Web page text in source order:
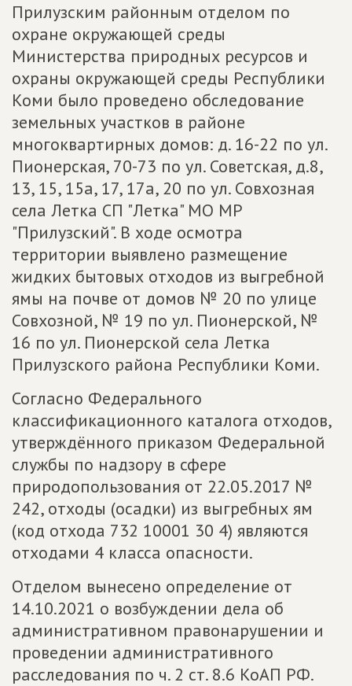
Прилузским районным отделом по
охране окружающей среды
Министерства природных ресурсов и
охраны окружающей среды Республики
Коми было проведено обследование
земельных участков в районе
многоквартирных домов: д. 16-22 по ул.
Пионерская, 70-73 по ул. Советская, д.8,
13, 15, 15а, 17, 17а, 20 по ул. Совхозная
села Летка СП "Летка" МО МР
"Прилузский". В ходе осмотра
территории выявлено размещение
жидких бытовых отходов из выгребной
ямы на почве от домов № 20 по улице
Совхозной, № 19 по ул. Пионерской, №
16 по ул. Пионерской села Летка
Прилузского района Республики Коми.
Согласно Федерального
классификационного каталога отходов,
утверждённого приказом Федеральной
службы по надзору в сфере
природопользования от 22.05.2017 №
242, отходы (осадки) из выгребных ям
(код отхода 732 10001 30 4) являются
отходами 4 класса опасности.
Отделом вынесено определение от
14.10.2021 о возбуждении дела об
административном правонарушении и
проведении административного
расследования по ч. 2 ст. 8.6 КоАП РФ.